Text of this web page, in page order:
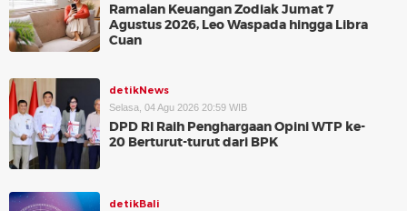
Ramalan Keuangan Zodiak Jumat 7
Agustus 2026, Leo Waspada hingga Libra
Cuan
detikNews
Selasa, 04 Agu 2026 20:59 WIB
DPD RI Raih Penghargaan Opini WTP ke-
20 Berturut-turut dari BPK
detikBali